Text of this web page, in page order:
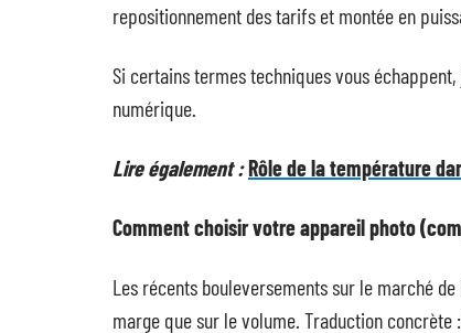
repositionnement des tarifs et montée en
Si certains termes techniques vous
numérique.
Lire également :Rôle de la température
Comment choisir votre appareil photo
Les récents bouleversements sur le marché
marge que sur le volume. Traduction